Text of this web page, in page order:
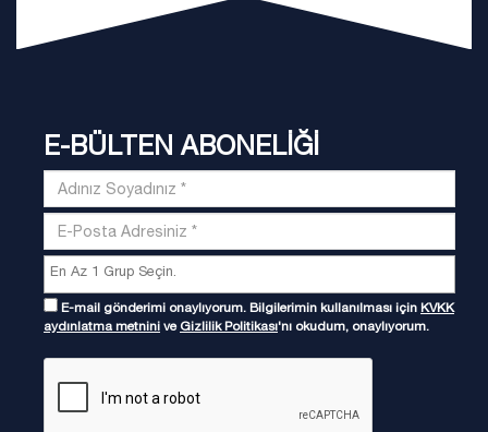
E-BÜLTEN ABONELİĞİ
E-mail gönderimi onaylıyorum. Bilgilerimin kullanılması için KVKK
aydınlatma metnini ve Gizlilik Politikası'nı okudum, onaylıyorum.